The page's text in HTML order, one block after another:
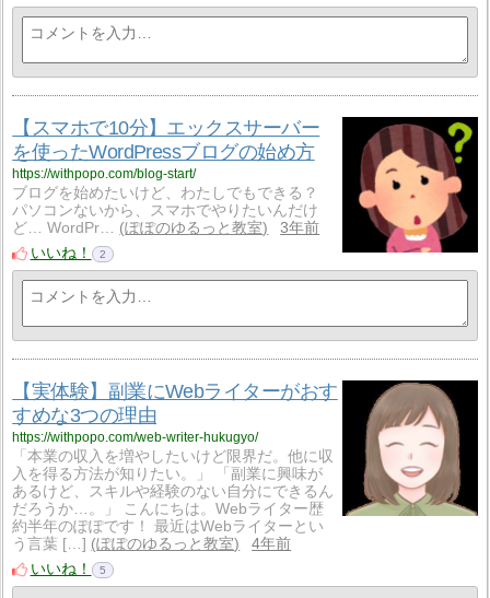
【スマホで10分】エックスサーバー
を使ったWordPressブログの始め方
https://withpopo.com/blog-start/
ブログを始めたいけど、わたしでもできる？
パソコンないから、スマホでやりたいんだけ
ど… WordPr…
ぽぽのゆるっと教室
3年前
いいね！
2
【実体験】副業にWebライターがおす
すめな3つの理由
https://withpopo.com/web-writer-hukugyo/
「本業の収入を増やしたいけど限界だ。他に収
入を得る方法が知りたい。」 「副業に興味が
あるけど、スキルや経験のない自分にできるん
だろうか…。」 こんにちは。Webライター歴
約半年のぽぽです！ 最近はWebライターとい
う言葉 […]
ぽぽのゆるっと教室
4年前
いいね！
5